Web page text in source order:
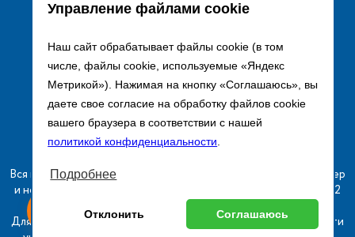
Управление файлами cookie
Наш сайт обрабатывает файлы cookie (в том
числе, файлы cookie, используемые «Яндекс
Метрикой»). Нажимая на кнопку «Соглашаюсь», вы
даете свое согласие на обработку файлов cookie
вашего браузера в соответствии с нашей
политикой конфиденциальности.
Подробнее
Отклонить Соглашаюсь
+7 (495) 256 08 13
Заказать звонок
sales@remtorgholod.ru
Разработка и продвижение сайта
Вся информация на сайте о товарах носит справочный характер
и не является публичной офертой в соответствии с пунктом 2
статьи 437 ГК РФ.
Для получения подробной информации о наличии и стоимости
оборудование
Оставь заявку